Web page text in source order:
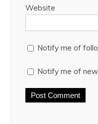
Website
Notify me of
Notify me of